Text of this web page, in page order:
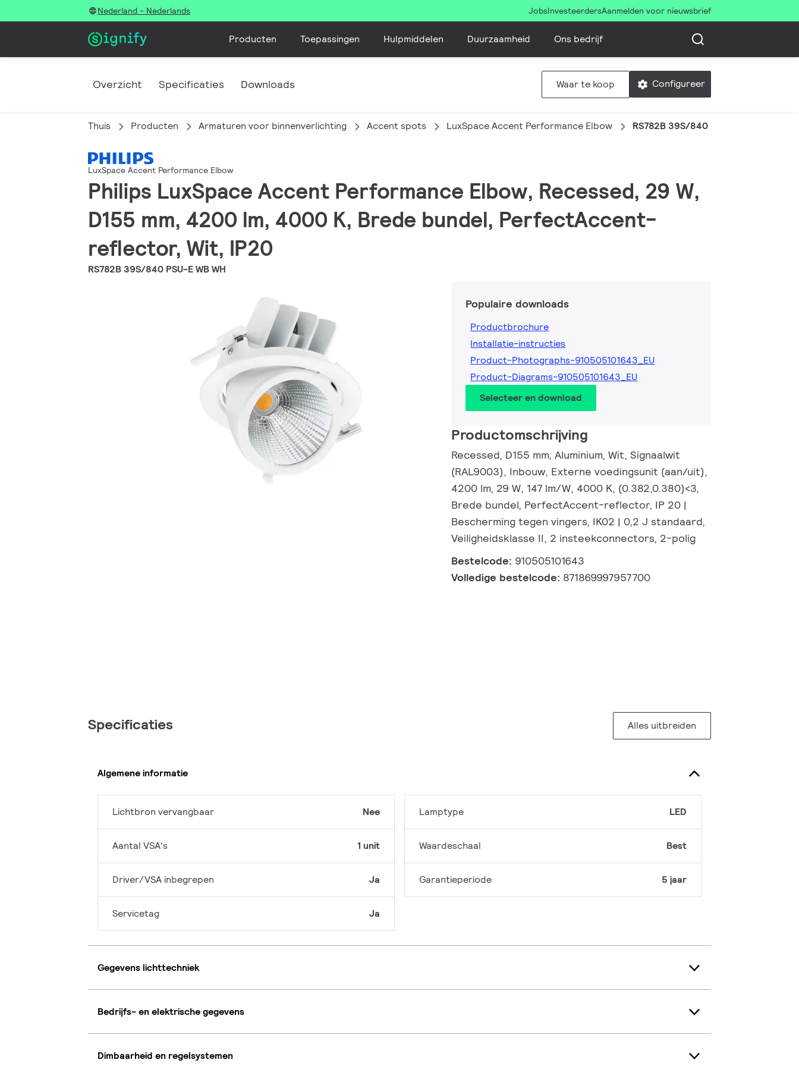
Nederland - Nederlands JobsInvesteerdersAanmelden voor nieuwsbrief
Producten Toepassingen Hulpmiddelen Duurzaamheid Ons bedrijf
Overzicht Specificaties Downloads Waar te koop Configureer
Thuis Producten Armaturen voor binnenverlichting Accent spots LuxSpace Accent Performance Elbow RS782B 39S/840 PSU-E WB WH
LuxSpace Accent Performance Elbow
Philips LuxSpace Accent Performance Elbow, Recessed, 29 W,
D155 mm, 4200 lm, 4000 K, Brede bundel, PerfectAccent-
reflector, Wit, IP20
RS782B 39S/840 PSU-E WB WH
Populaire downloads
Productbrochure
Installatie-instructies
Product-Photographs-910505101643_EU
Product-Diagrams-910505101643_EU
Selecteer en download
Productomschrijving
Recessed, D155 mm, Aluminium, Wit, Signaalwit
(RAL9003), Inbouw, Externe voedingsunit (aan/uit),
4200 lm, 29 W, 147 lm/W, 4000 K, (0.382,0.380)<3,
Brede bundel, PerfectAccent-reflector, IP 20 |
Bescherming tegen vingers, IK02 | 0,2 J standaard,
Veiligheidsklasse II, 2 insteekconnectors, 2-polig
Bestelcode: 910505101643
Volledige bestelcode: 871869997957700
Specificaties Alles uitbreiden
Algemene informatie
Lichtbron vervangbaar Nee
Aantal VSA's 1 unit
Driver/VSA inbegrepen Ja
Servicetag Ja
Lamptype LED
Waardeschaal Best
Garantieperiode 5 jaar
Gegevens lichttechniek
Bedrijfs- en elektrische gegevens
Dimbaarheid en regelsystemen